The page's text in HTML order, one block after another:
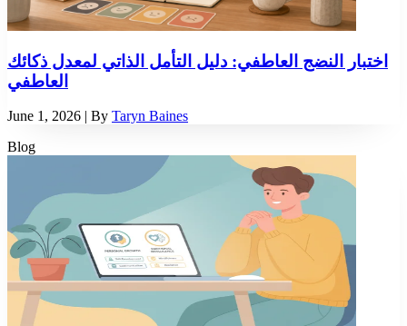
اختبار النضج العاطفي: دليل التأمل الذاتي لمعدل ذكائك
العاطفي
June 1, 2026 | By Taryn Baines
Blog